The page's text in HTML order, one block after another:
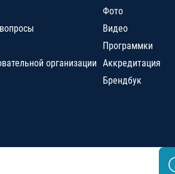
организации
Фото
Видео
Программки
Аккредитация
Брендбук